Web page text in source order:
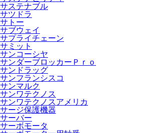
サステナブル
サツドラ
サトー
サブウェイ
サプライチェーン
サミット
サンコーシヤ
サンダーブロッカーＰｒｏ
サンドラッグ
サンフランシスコ
サンマルク
サンワテクノス
サンワテクノスアメリカ
サージ保護機器
サーバー
サーボモータ